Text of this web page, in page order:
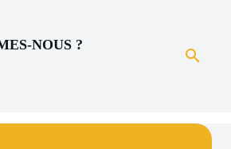
NOUS ?